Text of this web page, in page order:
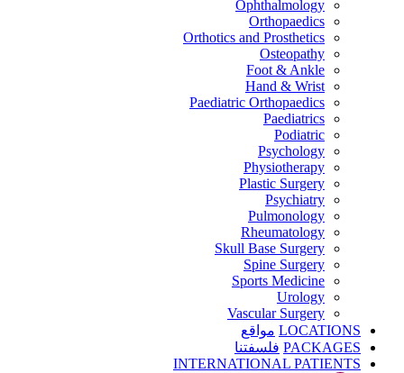
Ophthalmology
Orthopaedics
Orthotics and Prosthetics
Osteopathy
Foot & Ankle
Hand & Wrist
Paediatric Orthopaedics
Paediatrics
Podiatric
Psychology
Physiotherapy
Plastic Surgery
Psychiatry
Pulmonology
Rheumatology
Skull Base Surgery
Spine Surgery
Sports Medicine
Urology
Vascular Surgery
LOCATIONS مواقع
PACKAGES فلسفتنا
INTERNATIONAL PATIENTS